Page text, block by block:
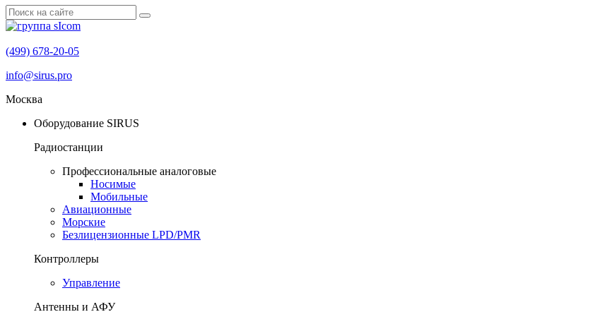
(499) 678-20-05
info@sirus.pro
Москва
Оборудование SIRUS
Радиостанции
Профессиональные аналоговые
Носимые
Мобильные
Авиационные
Морские
Безлицензионные LPD/PMR
Контроллеры
Управление
Антенны и АФУ